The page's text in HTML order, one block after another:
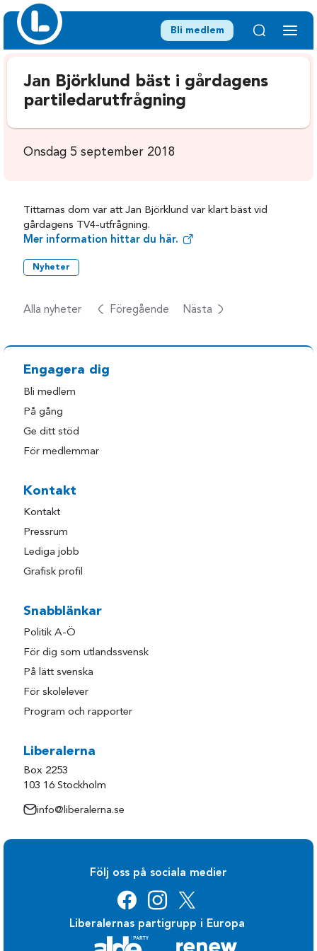
Bli medlem
Jan Björklund bäst i gårdagens
partiledarutfrågning
Onsdag 5 september 2018
Tittarnas dom var att Jan Björklund var klart bäst vid
gårdagens TV4-utfrågning.
Mer information hittar du här.
Nyheter
Alla nyheter Föregående Nästa
Engagera dig
Bli medlem
På gång
Ge ditt stöd
För medlemmar
Kontakt
Kontakt
Pressrum
Lediga jobb
Grafisk profil
Snabblänkar
Politik A-Ö
För dig som utlandssvensk
På lätt svenska
För skolelever
Program och rapporter
Liberalerna
Box 2253
103 16 Stockholm
info@liberalerna.se
Följ oss på sociala medier
Liberalernas partigrupp i Europa